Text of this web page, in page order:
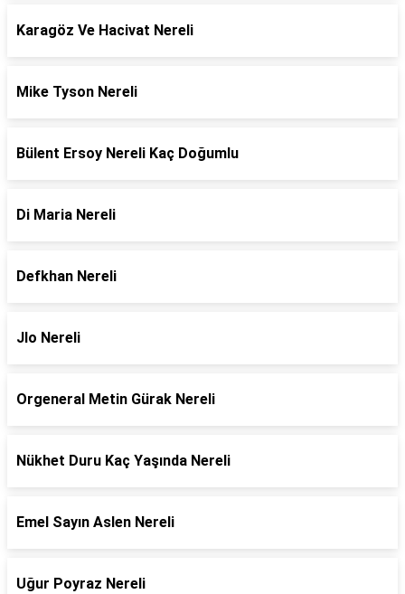
Karagöz Ve Hacivat Nereli
Mike Tyson Nereli
Bülent Ersoy Nereli Kaç Doğumlu
Di Maria Nereli
Defkhan Nereli
Jlo Nereli
Orgeneral Metin Gürak Nereli
Nükhet Duru Kaç Yaşında Nereli
Emel Sayın Aslen Nereli
Uğur Poyraz Nereli